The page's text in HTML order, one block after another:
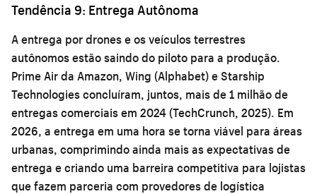
Tendência 9: Entrega Autônoma
A entrega por drones e os veículos terrestres
autônomos estão saindo do piloto para a produção.
Prime Air da Amazon, Wing (Alphabet) e Starship
Technologies concluíram, juntos, mais de 1 milhão de
entregas comerciais em 2024 (TechCrunch, 2025). Em
2026, a entrega em uma hora se torna viável para áreas
urbanas, comprimindo ainda mais as expectativas de
entrega e criando uma barreira competitiva para lojistas
que fazem parceria com provedores de logística